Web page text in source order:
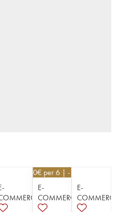
12,60€ per 6 | - 10%
E-
COMMERCE
E-
COMMERCE